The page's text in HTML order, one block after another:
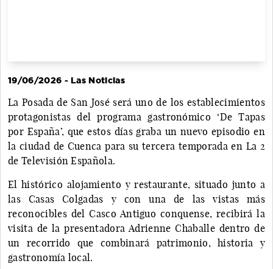
19/06/2026 - Las Noticias
La Posada de San José será uno de los establecimientos
protagonistas del programa gastronómico ‘De Tapas
por España’, que estos días graba un nuevo episodio en
la ciudad de Cuenca para su tercera temporada en La 2
de Televisión Española.
El histórico alojamiento y restaurante, situado junto a
las Casas Colgadas y con una de las vistas más
reconocibles del Casco Antiguo conquense, recibirá la
visita de la presentadora Adrienne Chaballe dentro de
un recorrido que combinará patrimonio, historia y
gastronomía local.